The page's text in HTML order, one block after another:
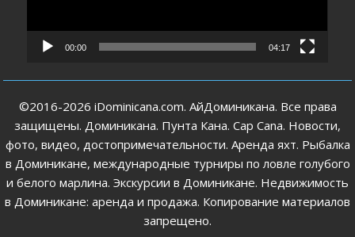
00:00 04:17
©2016-2026 iDominicana.com. АйДоминикана. Все права
защищены. Доминикана. Пунта Кана. Cap Cana. Новости,
фото, видео, достопримечательности. Аренда яхт. Рыбалка
в Доминикане, международные турниры по ловле голубого
и белого марлина. Экскурсии в Доминикане. Недвижимость
в Доминикане: аренда и продажа. Копирование материалов
запрещено.